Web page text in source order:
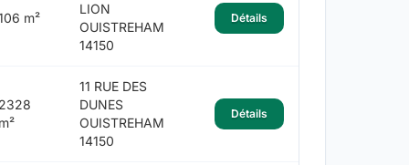
m²
LION
OUISTREHAM
14150
Détails
2328
m²
11 RUE DES
DUNES
OUISTREHAM
14150
Détails